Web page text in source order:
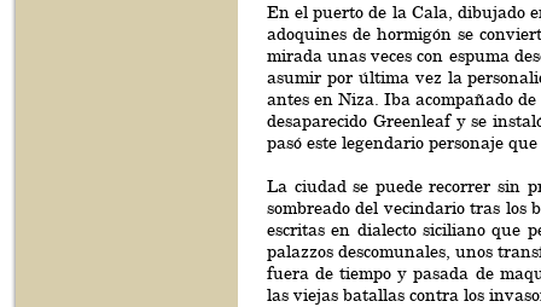
En el puerto de la Cala, dibujado
adoquines de hormigón se
mirada unas veces con espuma
asumir por última vez la
antes en Niza. Iba acompañado
desaparecido Greenleaf y se
pasó este legendario personaje
La ciudad se puede recorrer sin
sombreado del vecindario tras los
escritas en dialecto siciliano que
palazzos descomunales, unos
fuera de tiempo y pasada de
las viejas batallas contra los